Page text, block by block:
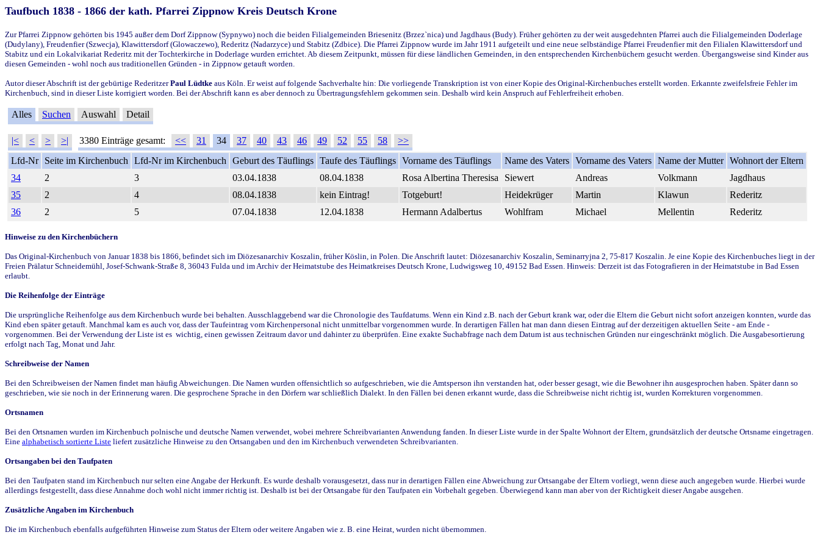
Taufbuch 1838 - 1866 der kath. Pfarrei Zippnow Kreis Deutsch Krone
Zur Pfarrei Zippnow gehörten bis 1945 außer dem Dorf Zippnow (Sypnywo) noch die beiden Filialgemeinden Briesenitz (Brzez`nica) und Jagdhaus (Budy). Früher gehörten zu der weit ausgedehnten Pfarrei auch die Filialgemeinden Doderlage
(Dudylany), Freudenfier (Szwecja), Klawittersdorf (Glowaczewo), Rederitz (Nadarzyce) und Stabitz (Zdbice). Die Pfarrei Zippnow wurde im Jahr 1911 aufgeteilt und eine neue selbständige Pfarrei Freudenfier mit den Filialen Klawittersdorf und
Stabitz und ein Lokalvikariat Rederitz mit der Tochterkirche in Doderlage wurden errichtet. Ab diesem Zeitpunkt, müssen für diese ländlichen Gemeinden, in den entsprechenden Kirchenbüchern gesucht werden. Übergangsweise sind Kinder aus
diesen Gemeinden - wohl noch aus traditionellen Gründen - in Zippnow getauft worden.
Autor dieser Abschrift ist der gebürtige RederitzerPaul Lüdtke aus Köln. Er weist auf folgende Sachverhalte hin: Die vorliegende Transkription ist von einer Kopie des Original-Kirchenbuches erstellt worden. Erkannte zweifelsfreie Fehler im
Kirchenbuch, sind in dieser Liste korrigiert worden. Bei der Abschrift kann es aber dennoch zu Übertragungsfehlern gekommen sein. Deshalb wird kein Anspruch auf Fehlerfreiheit erhoben.
Alles Suchen Auswahl Detail
|< < > >| 3380 Einträge gesamt: << 31 34 37 40 43 46 49 52 55 58
>>
Lfd-Nr
Seite im Kirchenbuch Lfd-Nr im Kirchenbuch Geburt des Täuflings Taufe des Täuflings Vorname des Täuflings Name des Vaters Vorname des Vaters Name der Mutter Wohnort der Eltern
34
2 3 03.04.1838 08.04.1838 Rosa Albertina Theresisa Siewert Andreas Volkmann
Jagdhaus
35
2 4 08.04.1838 kein Eintrag! Totgeburt! Heidekrüger Martin Klawun
Rederitz
36
2 5 07.04.1838 12.04.1838 Hermann Adalbertus Wohlfram Michael Mellentin Rederitz
Hinweise zu den Kirchenbüchern
Das Original-Kirchenbuch von Januar 1838 bis 1866, befindet sich im Diözesanarchiv Koszalin, früher Köslin, in Polen. Die Anschrift lautet: Diözesanarchiv Koszalin, Seminarryjna 2, 75-817 Koszalin. Je eine Kopie des Kirchenbuches liegt in der
Freien Prälatur Schneidemühl, Josef-Schwank-Straße 8, 36043 Fulda und im Archiv der Heimatstube des Heimatkreises Deutsch Krone, Ludwigsweg 10, 49152 Bad Essen. Hinweis: Derzeit ist das Fotografieren in der Heimatstube in Bad Essen
erlaubt.
Die Reihenfolge der Einträge
Die ursprüngliche Reihenfolge aus dem Kirchenbuch wurde bei behalten. Ausschlaggebend war die Chronologie des Taufdatums. Wenn ein Kind z.B. nach der Geburt krank war, oder die Eltern die Geburt nicht sofort anzeigen konnten, wurde das
Kind eben später getauft. Manchmal kam es auch vor, dass der Taufeintrag vom Kirchenpersonal nicht unmittelbar vorgenommen wurde. In derartigen Fällen hat man dann diesen Eintrag auf der derzeitigen aktuellen Seite - am Ende -
vorgenommen. Bei der Verwendung der Liste ist es wichtig, einen gewissen Zeitraum davor und dahinter zu überprüfen. Eine exakte Suchabfrage nach dem Datum ist aus technischen Gründen nur eingeschränkt möglich. Die Ausgabesortierung
erfolgt nach Tag, Monat und Jahr.
Schreibweise der Namen
Bei den Schreibweisen der Namen findet man häufig Abweichungen. Die Namen wurden offensichtlich so aufgeschrieben, wie die Amtsperson ihn verstanden hat, oder besser gesagt, wie die Bewohner ihn ausgesprochen haben. Später dann so
geschrieben, wie sie noch in der Erinnerung waren. Die gesprochene Sprache in den Dörfern war schließlich Dialekt. In den Fällen bei denen erkannt wurde, dass die Schreibweise nicht richtig ist, wurden Korrekturen vorgenommen.
Ortsnamen
Bei den Ortsnamen wurden im Kirchenbuch polnische und deutsche Namen verwendet, wobei mehrere Schreibvarianten Anwendung fanden. In dieser Liste wurde in der Spalte Wohnort der Eltern, grundsätzlich der deutsche Ortsname eingetragen.
Eine alphabetisch sortierte Liste liefert zusätzliche Hinweise zu den Ortsangaben und den im Kirchenbuch verwendeten Schreibvarianten.
Ortsangaben bei den Taufpaten
Bei den Taufpaten stand im Kirchenbuch nur selten eine Angabe der Herkunft. Es wurde deshalb vorausgesetzt, dass nur in derartigen Fällen eine Abweichung zur Ortsangabe der Eltern vorliegt, wenn diese auch angegeben wurde. Hierbei wurde
allerdings festgestellt, dass diese Annahme doch wohl nicht immer richtig ist. Deshalb ist bei der Ortsangabe für den Taufpaten ein Vorbehalt gegeben. Überwiegend kann man aber von der Richtigkeit dieser Angabe ausgehen.
Zusätzliche Angaben im Kirchenbuch
Die im Kirchenbuch ebenfalls aufgeführten Hinweise zum Status der Eltern oder weitere Angaben wie z. B. eine Heirat, wurden nicht übernommen.